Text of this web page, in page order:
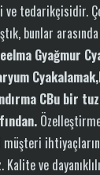
ve tedarikçisidir.
bunlar
elma Gyağmur C
Cyakalamak,
CBu bir
.
ve